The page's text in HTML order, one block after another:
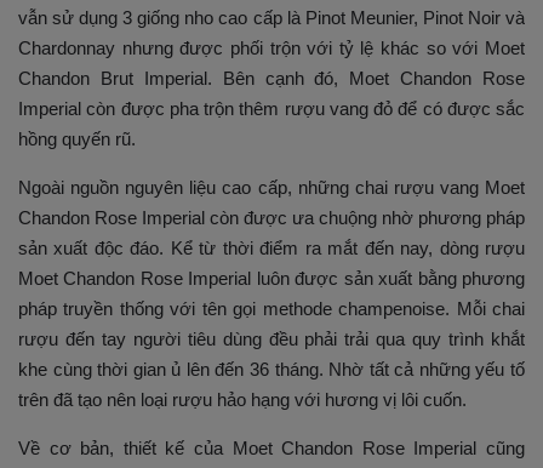
vẫn sử dụng 3 giống nho cao cấp là Pinot Meunier, Pinot Noir và
Chardonnay nhưng được phối trộn với tỷ lệ khác so với Moet
Chandon Brut Imperial. Bên cạnh đó, Moet Chandon Rose
Imperial còn được pha trộn thêm rượu vang đỏ để có được sắc
hồng quyến rũ.
Ngoài nguồn nguyên liệu cao cấp, những chai rượu vang Moet
Chandon Rose Imperial còn được ưa chuộng nhờ phương pháp
sản xuất độc đáo. Kể từ thời điểm ra mắt đến nay, dòng rượu
Moet Chandon Rose Imperial luôn được sản xuất bằng phương
pháp truyền thống với tên gọi methode champenoise. Mỗi chai
rượu đến tay người tiêu dùng đều phải trải qua quy trình khắt
khe cùng thời gian ủ lên đến 36 tháng. Nhờ tất cả những yếu tố
trên đã tạo nên loại rượu hảo hạng với hương vị lôi cuốn.
Về cơ bản, thiết kế của Moet Chandon Rose Imperial cũng